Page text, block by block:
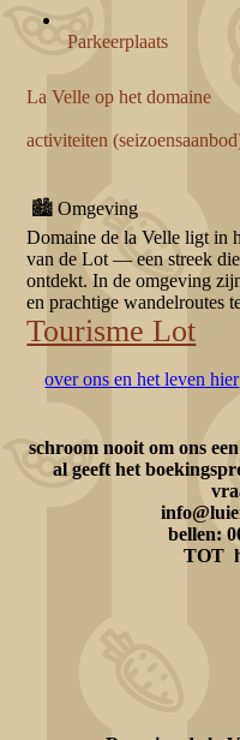
Parkeerplaats
La Velle op het domaine
Yoga &
activiteiten
🏙️ Omgeving
Domaine de la Velle ligt in
van de Lot — een streek
ontdekt. In de omgeving
en prachtige wandelroutes
Tourisme Lot
over ons en het leven hier
schroom nooit om ons
al geeft het
bellen:
TOT